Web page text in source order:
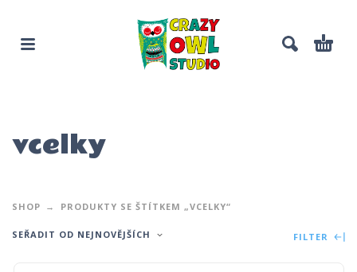
vcelky
SHOP PRODUKTY SE ŠTÍTKEM „VCELKY“
SEŘADIT OD NEJNOVĚJŠÍCH FILTER